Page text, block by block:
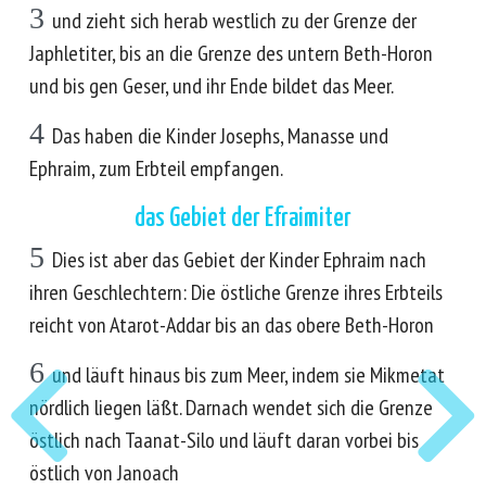
3 und zieht sich herab westlich zu der Grenze der
Japhletiter, bis an die Grenze des untern Beth-Horon
und bis gen Geser, und ihr Ende bildet das Meer.
4 Das haben die Kinder Josephs, Manasse und
Ephraim, zum Erbteil empfangen.
das Gebiet der Efraimiter
5 Dies ist aber das Gebiet der Kinder Ephraim nach
ihren Geschlechtern: Die östliche Grenze ihres Erbteils
reicht von Atarot-Addar bis an das obere Beth-Horon
6 und läuft hinaus bis zum Meer, indem sie Mikmetat
nördlich liegen läßt. Darnach wendet sich die Grenze
östlich nach Taanat-Silo und läuft daran vorbei bis
östlich von Janoach